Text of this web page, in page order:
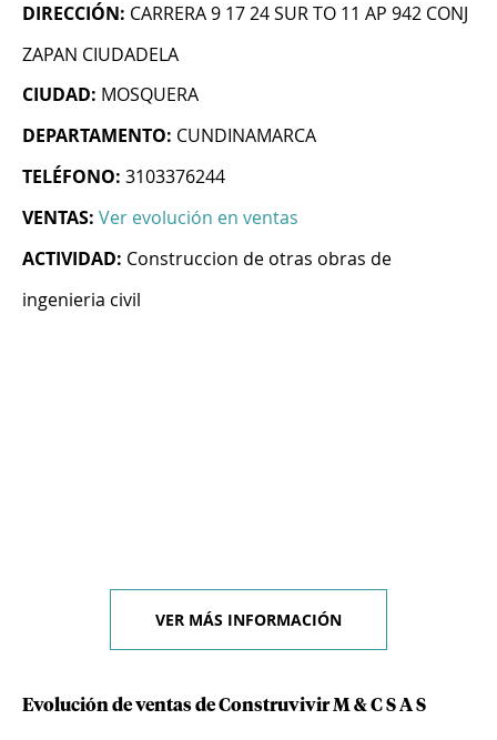
DIRECCIÓN: CARRERA 9 17 24 SUR TO 11 AP 942 CONJ
ZAPAN CIUDADELA
CIUDAD: MOSQUERA
DEPARTAMENTO: CUNDINAMARCA
TELÉFONO: 3103376244
VENTAS: Ver evolución en ventas
ACTIVIDAD: Construccion de otras obras de
ingenieria civil
VER MÁS INFORMACIÓN
Evolución de ventas de Construvivir M & C S A S